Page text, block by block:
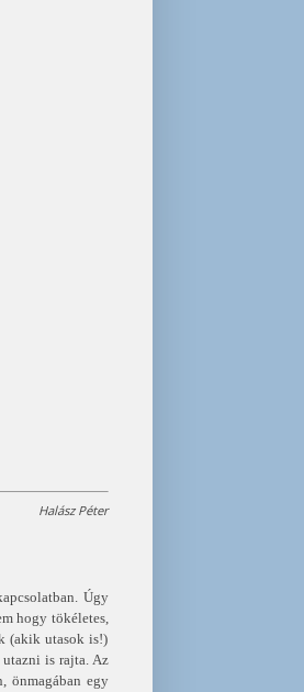
Halász Péter
Úgy
hogy tökéletes,
(akik utasok is!)
is rajta. Az
önmagában egy